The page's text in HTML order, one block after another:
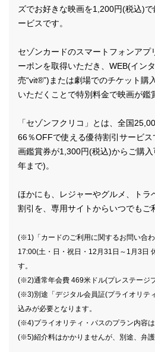
ズでお好きな映画を1,200円(税込)
ービスです。
セゾンカードのスマートフォンアプ
ーポンを取得いただき、WEB(イン
売“vit®”)または劇場でのチケット購
いただくことで特別料金で映画が鑑
「セゾンフクリコ」とは、全国
66％OFFで使える優待割引サービ
画鑑賞券が1,300円(税込)からご購
年まで)。
ほかにも、レジャーやグルメ、トラ
割引を、専用サイトからいつでもご
(※1)「カードのご利用に関するお問い合
17:00(土・日・祝日・12月31日～1月3日
す。
(※2)通常年会費 469米ドル(プレステージ
(※3)別途「デジタル会員証(プライオリテ
込みが必要となります。
(※4)プライオリティ・パスのプラン内容は
(※5)紹介料はかかりませんが、別途、弁護